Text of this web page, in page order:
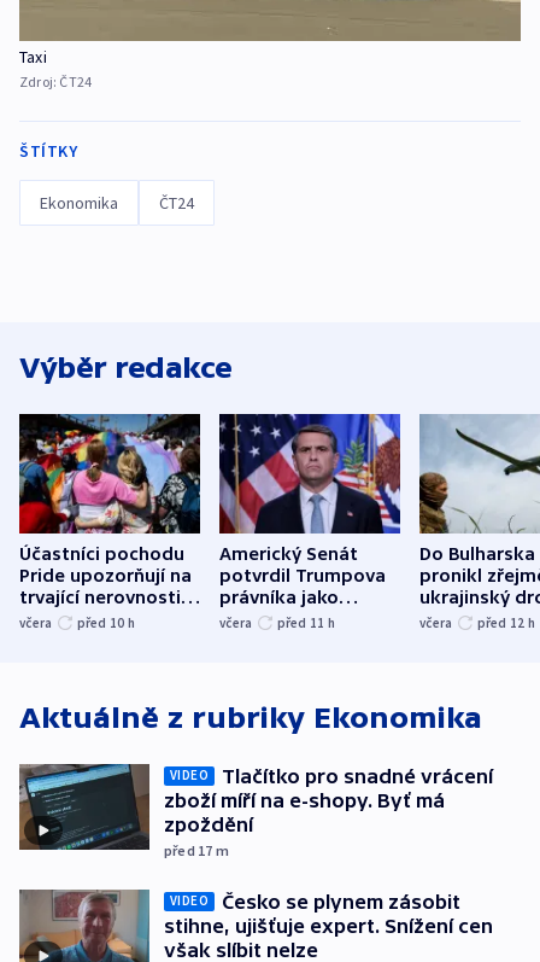
Taxi
Zdroj: ČT24
ŠTÍTKY
Ekonomika ČT24
Výběr redakce
Účastníci pochodu
Pride upozorňují na
trvající nerovnosti i
společenskou
včera před 10 h
Americký Senát
potvrdil Trumpova
právníka jako
ministra
včera před 11 h
Do Bulharska
pronikl
ukrajinský
explodoval
včera před 12 h
Aktuálně z rubriky Ekonomika
VIDEO
Tlačítko pro snadné vrácení
zboží míří na e-shopy. Byť má
zpoždění
před 17 m
VIDEO
Česko se plynem zásobit
stihne, ujišťuje expert. Snížení cen
však slíbit nelze